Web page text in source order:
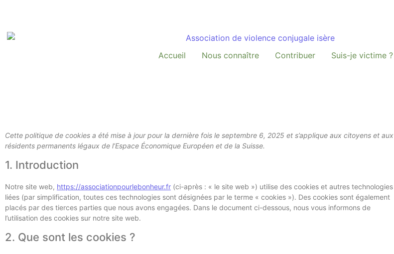
Accueil Nous connaître Contribuer Suis-je victime ?
Cette politique de cookies a été mise à jour pour la dernière fois le septembre 6, 2025 et s’applique aux citoyens et aux
résidents permanents légaux de l’Espace Économique Européen et de la Suisse.
1. Introduction
Notre site web, https://associationpourlebonheur.fr (ci-après : « le site web ») utilise des cookies et autres technologies
liées (par simplification, toutes ces technologies sont désignées par le terme « cookies »). Des cookies sont également
placés par des tierces parties que nous avons engagées. Dans le document ci-dessous, nous vous informons de
l’utilisation des cookies sur notre site web.
2. Que sont les cookies ?